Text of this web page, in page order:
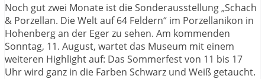
Noch gut zwei Monate ist die Sonderausstellung „Schach
& Porzellan. Die Welt auf 64 Feldern“ im Porzellanikon in
Hohenberg an der Eger zu sehen. Am kommenden
Sonntag, 11. August, wartet das Museum mit einem
weiteren Highlight auf: Das Sommerfest von 11 bis 17
Uhr wird ganz in die Farben Schwarz und Weiß getaucht.